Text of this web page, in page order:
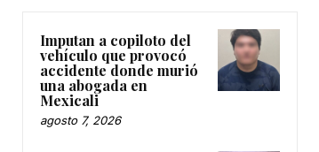
Imputan a copiloto del
vehículo que provocó
accidente donde murió
una abogada en
Mexicali
agosto 7, 2026